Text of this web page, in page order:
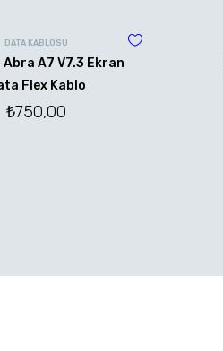
DATA KABLOSU
A7 V7.3 Ekran
Flex Kablo
₺750,00